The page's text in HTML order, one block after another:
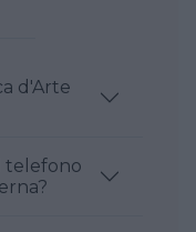
telefono